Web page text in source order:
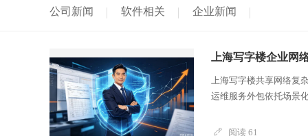
公司新闻 软件相关 企业新闻
上海写字楼企业网
上海写字楼共享网络复
运维服务外包依托场景
阅读 61